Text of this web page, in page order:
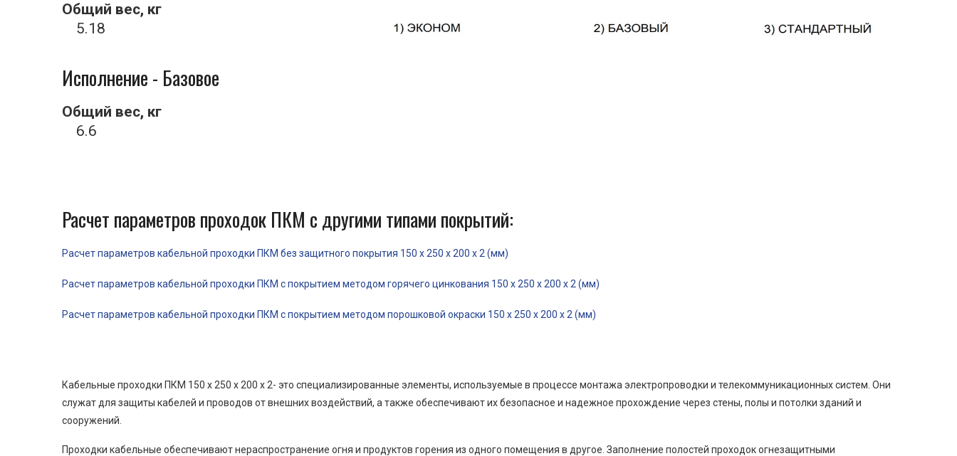
Общий вес, кг
5.18
Исполнение - Базовое
Общий вес, кг
6.6
Расчет параметров проходок ПКМ с другими типами покрытий:
Расчет параметров кабельной проходки ПКМ без защитного покрытия 150 x 250 x 200 x 2 (мм)
Расчет параметров кабельной проходки ПКМ с покрытием методом горячего цинкования 150 x 250 x 200 x 2 (мм)
Расчет параметров кабельной проходки ПКМ с покрытием методом порошковой окраски 150 x 250 x 200 x 2 (мм)
Кабельные проходки ПКМ 150 x 250 x 200 x 2- это специализированные элементы, используемые в процессе монтажа электропроводки и телекоммуникационных систем. Они
служат для защиты кабелей и проводов от внешних воздействий, а также обеспечивают их безопасное и надежное прохождение через стены, полы и потолки зданий и
сооружений.
Проходки кабельные обеспечивают нераспространение огня и продуктов горения из одного помещения в другое. Заполнение полостей проходок огнезащитными